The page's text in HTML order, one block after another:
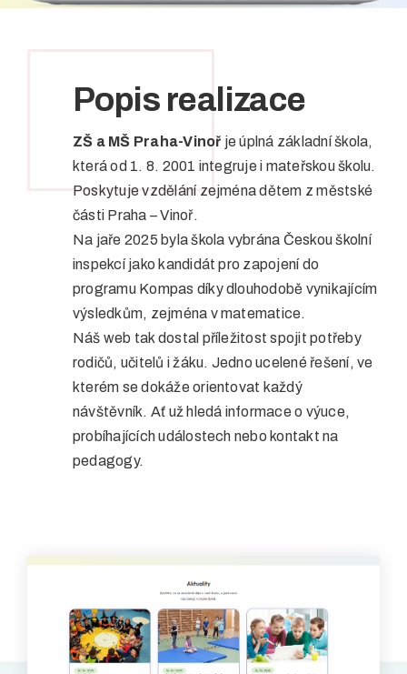
Popis realizace
ZŠ a MŠ Praha-Vinoř je úplná základní škola,
která od 1. 8. 2001 integruje i mateřskou školu.
Poskytuje vzdělání zejména dětem z městské
části Praha – Vinoř.
Na jaře 2025 byla škola vybrána Českou školní
inspekcí jako kandidát pro zapojení do
programu Kompas díky dlouhodobě vynikajícím
výsledkům, zejména v matematice.
Náš web tak dostal příležitost spojit potřeby
rodičů, učitelů i žáku. Jedno ucelené řešení, ve
kterém se dokáže orientovat každý
návštěvník. Ať už hledá informace o výuce,
probíhajících událostech nebo kontakt na
pedagogy.